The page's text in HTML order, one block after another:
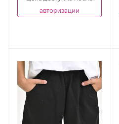
авторизации